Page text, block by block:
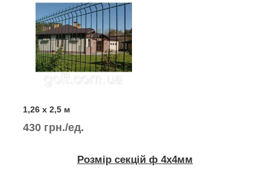
1,26 х 2,5 м
430 грн./ед.
Розмір секцій ф 4х4мм